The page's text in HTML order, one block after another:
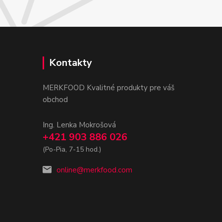
Kontakty
MERKFOOD Kvalitné produkty pre váš
obchod
Ing. Lenka Mokrošová
+421 903 886 026
(Po-Pia, 7-15 hod.)
online@merkfood.com